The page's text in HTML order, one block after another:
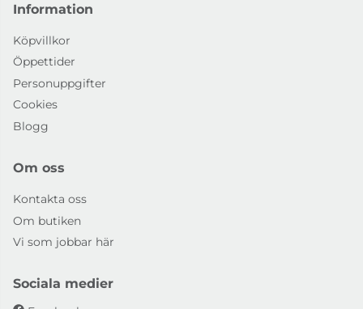
Information
Köpvillkor
Öppettider
Personuppgifter
Cookies
Blogg
Om oss
Kontakta oss
Om butiken
Vi som jobbar här
Sociala medier